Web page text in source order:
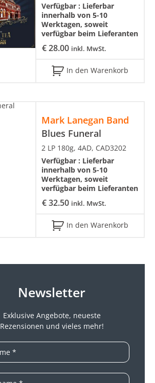
€28.00 inkl. MwSt.
Verfügbar : Lieferbar
innerhalb von 5-10
Werktagen, soweit
verfügbar beim Lieferanten
In den Warenkorb
Mark Lanegan Band
Blues Funeral
€32.50 inkl. MwSt.
2 LP 180g, 4AD, CAD3202
Verfügbar : Lieferbar
innerhalb von 5-10
Werktagen, soweit
verfügbar beim Lieferanten
In den Warenkorb
Newsletter
Exklusive Angebote, neueste
Rezensionen und vieles mehr!